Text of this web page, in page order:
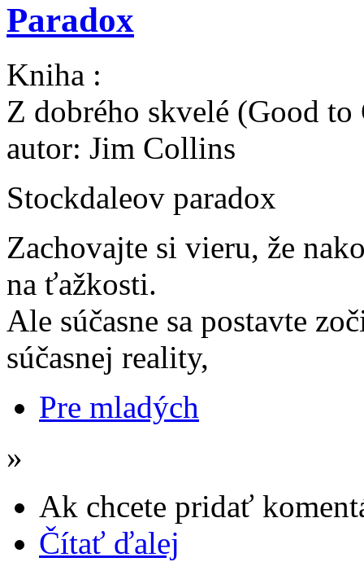
Paradox
Kniha :
Z dobrého skvelé (Good to
autor: Jim Collins
Stockdaleov paradox
Zachovajte si vieru, že
na ťažkosti.
Ale súčasne sa postavte
súčasnej reality,
Pre mladých
»
Ak chcete pridať
Čítať ďalej